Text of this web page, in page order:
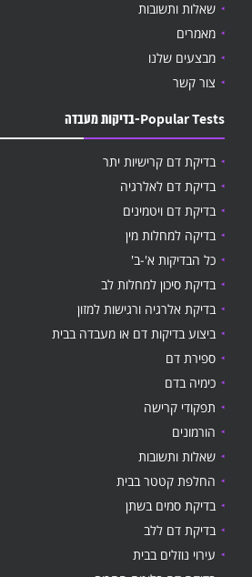
שאלות ותשובות
מאמרים
מבצעים שלנו
צור קשר
Popular Tests-בדיקות מעבדה
בדיקת דם קרישיות יתר
בדיקת דם לאלרגיה
בדיקת דם ויטמינים
בדיקה למחלות מין
כל הבדיקות א'-ב'
בדיקת סיכון למחלות לב
בדיקת אלרגיה ורגישות למזון
ביצוע בדיקות דם או מעבדה בבית
ספירת דם
כימיה בדם
תפקודי קרישה
הורמונים
שאלות ותשובות
החלפת קטטר בבית
בדיקת סמים בשתן
בדיקת דם ללב
עירוי נוזלים בבית